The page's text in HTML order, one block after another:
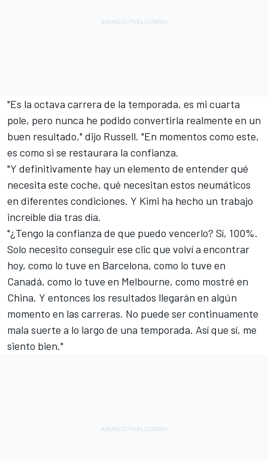
"Es la octava carrera de la temporada, es mi cuarta
pole, pero nunca he podido convertirla realmente en un
buen resultado," dijo Russell. "En momentos como este,
es como si se restaurara la confianza.
"Y definitivamente hay un elemento de entender qué
necesita este coche, qué necesitan estos neumáticos
en diferentes condiciones. Y Kimi ha hecho un trabajo
increíble día tras día.
"¿Tengo la confianza de que puedo vencerlo? Sí, 100%.
Solo necesito conseguir ese clic que volví a encontrar
hoy, como lo tuve en Barcelona, como lo tuve en
Canadá, como lo tuve en Melbourne, como mostré en
China. Y entonces los resultados llegarán en algún
momento en las carreras. No puede ser continuamente
mala suerte a lo largo de una temporada. Así que sí, me
siento bien."